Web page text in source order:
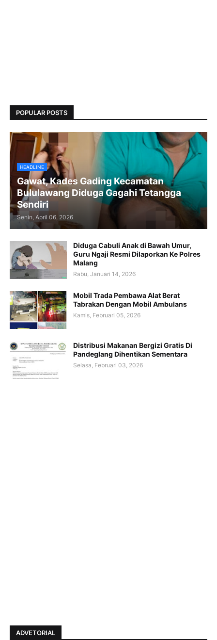
POPULAR POSTS
HEADLINE
Gawat, Kades Gading Kecamatan
Bululawang Diduga Gagahi Tetangga
Sendiri
Senin, April 06, 2026
Diduga Cabuli Anak di Bawah Umur,
Guru Ngaji Resmi Dilaporkan Ke Polres
Malang
Rabu, Januari 14, 2026
Mobil Trada Pembawa Alat Berat
Tabrakan Dengan Mobil Ambulans
Kamis, Februari 05, 2026
Distribusi Makanan Bergizi Gratis Di
Pandeglang Dihentikan Sementara
Selasa, Februari 03, 2026
ADVETORIAL